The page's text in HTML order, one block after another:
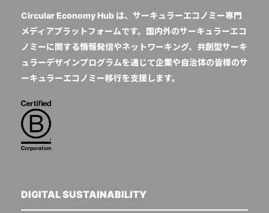
Circular Economy Hub は、サーキュラーエコノミー専門
メディアプラットフォームです。国内外のサーキュラーエコ
ノミーに関する情報発信やネットワーキング、共創型サーキ
ュラーデザインプログラムを通じて企業や自治体の皆様のサ
ーキュラーエコノミー移行を支援します。
DIGITAL SUSTAINABILITY